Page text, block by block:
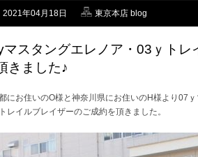
2021年04月18日 東京本店 blog
マスタングエレノア・03ｙトレ
きました♪
にお住いのO様と神奈川県にお住いのH様より07
レイルブレイザーのご成約を頂きました。